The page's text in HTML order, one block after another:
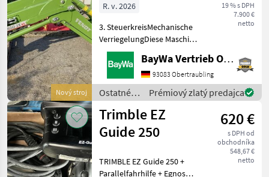
Marketplace
Ponuky
predajcov inzeráty
Nový stroj
19 % s DPH
7.900 €
netto
R. v. 2026
3. SteuerkreisMechanische
VerriegelungDiese Maschine
steht an unserem BayWa
Standort in DE - 94107
Untergriesbach.Gerne steht
Ihnen Herr Anetseder Tel.
0151/16104804
BayWa Vertrieb Obertraubling
93083 Obertraubling
Ostatné
traktorové
komponenty
/ Fendt
Prémiový zlatý predajca
Trimble EZ
Guide 250
620 €
s DPH od
obchodníka
548,67 €
netto
TRIMBLE EZ Guide 250 +
Parallelfahrhilfe + Egnos